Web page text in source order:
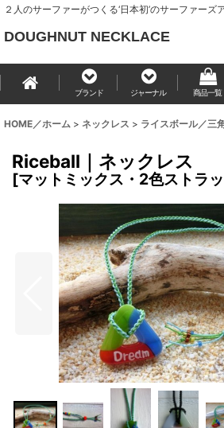
２人のサーファーがつくる‘日本初’のサーファーズ
DOUGHNUT NECKLACE
ブランド ジャーナル 商品一覧
HOME／ホーム > ネックレス > ライスボール／三
Riceball｜ネックレス
[マットミックス・2色ストラ